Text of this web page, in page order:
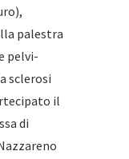
palestra
pelvi-
sclerosi
il
di